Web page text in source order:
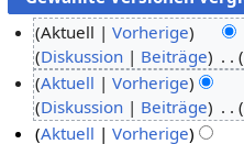
1
M
Aktuell Vorherige
Diskussion
Beiträge
K
e
i
0
Aktuell Vorherige
Diskussion
Beiträge
KAktuell Vorherige